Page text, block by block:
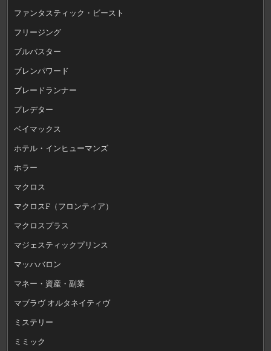
ファンタスティック・ビースト
フリージング
ブルバスター
ブレンパワード
ブレードランナー
プレデター
ベイマックス
ホテル・インヒューマンズ
ホラー
マクロス
マクロスF（フロンティア）
マクロスプラス
マジェスティックプリンス
マッハバロン
マネー・資産・副業
マブラヴ オルタネイティヴ
ミステリー
ミミック